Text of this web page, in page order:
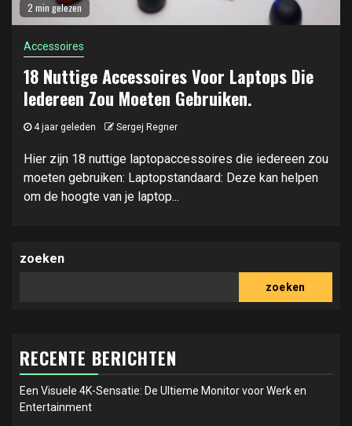
2 min gelezen
Accessoires
18 Nuttige Accessoires Voor Laptops Die
Iedereen Zou Moeten Gebruiken.
4 jaar geleden Sergej Regner
Hier zijn 18 nuttige laptopaccessoires die iedereen zou
moeten gebruiken: Laptopstandaard: Deze kan helpen
om de hoogte van je laptop...
zoeken
zoeken
RECENTE BERICHTEN
Een Visuele 4K-Sensatie: De Ultieme Monitor voor Werk en
Entertainment